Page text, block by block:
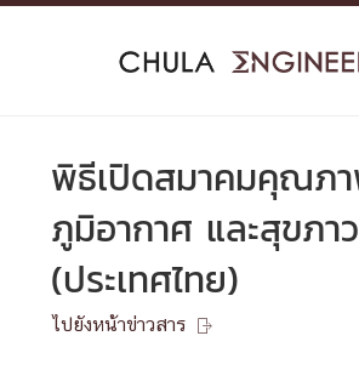
Skip
พิธีเปิดสมาคมคุณภ
ภูมิอากาศ และสุขภา
(ประเทศไทย)
ไปยังหน้าข่าวสาร 